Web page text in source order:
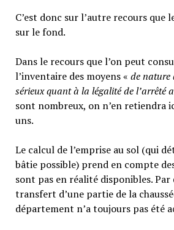
C’est donc sur l’autre recours
sur le fond.
Dans le recours que l’on peut
l’inventaire des moyens « de nature
sérieux quant à la légalité de l’arrêté
sont nombreux, on n’en retiendra
uns.
Le calcul de l’emprise au sol (qui
bâtie possible) prend en compte
sont pas en réalité disponibles. Par
transfert d’une partie de la
département n’a toujours pas été